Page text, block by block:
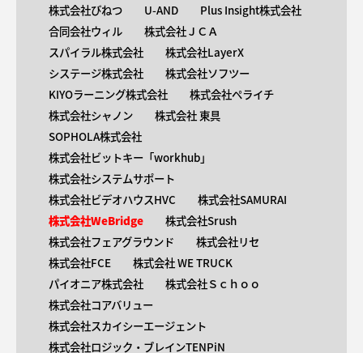
株式会社びねつ
U-AND
Plus Insight株式会社
合同会社ウィル
株式会社ＪＣＡ
スパイラル株式会社
株式会社LayerX
システージ株式会社
株式会社ソフツー
KIYOラーニング株式会社
株式会社ペライチ
株式会社シャノン
株式会社 東具
SOPHOLA株式会社
株式会社ビットキー「workhub」
株式会社システムサポート
株式会社ビデオハウスHVC
株式会社SAMURAI
株式会社WeBridge
株式会社Srush
株式会社フェアグラウンド
株式会社リセ
株式会社FCE
株式会社 WE TRUCK
パイオニア株式会社
株式会社Ｓｃｈｏｏ
株式会社コアバリュー
株式会社スカイシーエージェント
株式会社ロジック・ブレインTENPiN